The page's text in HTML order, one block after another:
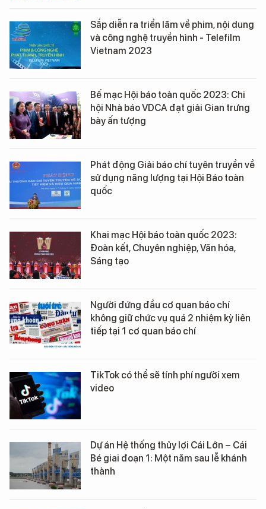
Sắp diễn ra triển lãm về phim, nội dung
và công nghệ truyền hình - Telefilm
Vietnam 2023
Bế mạc Hội báo toàn quốc 2023: Chi
hội Nhà báo VDCA đạt giải Gian trưng
bày ấn tượng
Phát động Giải báo chí tuyên truyền về
sử dụng năng lượng tại Hội Báo toàn
quốc
Khai mạc Hội báo toàn quốc 2023:
Đoàn kết, Chuyên nghiệp, Văn hóa,
Sáng tạo
Người đứng đầu cơ quan báo chí
không giữ chức vụ quá 2 nhiệm kỳ liên
tiếp tại 1 cơ quan báo chí
TikTok có thể sẽ tính phí người xem
video
Dự án Hệ thống thủy lợi Cái Lớn – Cái
Bé giai đoạn 1: Một năm sau lễ khánh
thành